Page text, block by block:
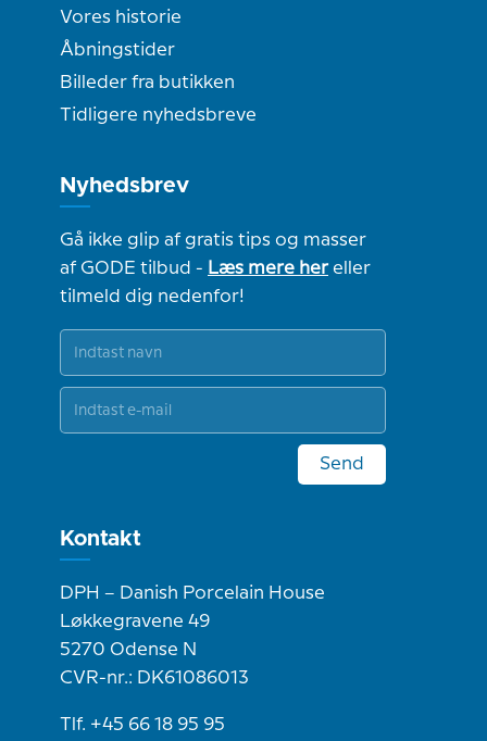
Vores historie
Åbningstider
Billeder fra butikken
Tidligere nyhedsbreve
Nyhedsbrev
Gå ikke glip af gratis tips og masser
af GODE tilbud - Læs mere hereller
tilmeld dig nedenfor!
Send
Kontakt
DPH – Danish Porcelain House
Løkkegravene 49
5270 Odense N
CVR-nr.: DK61086013
Tlf. +45 66 18 95 95